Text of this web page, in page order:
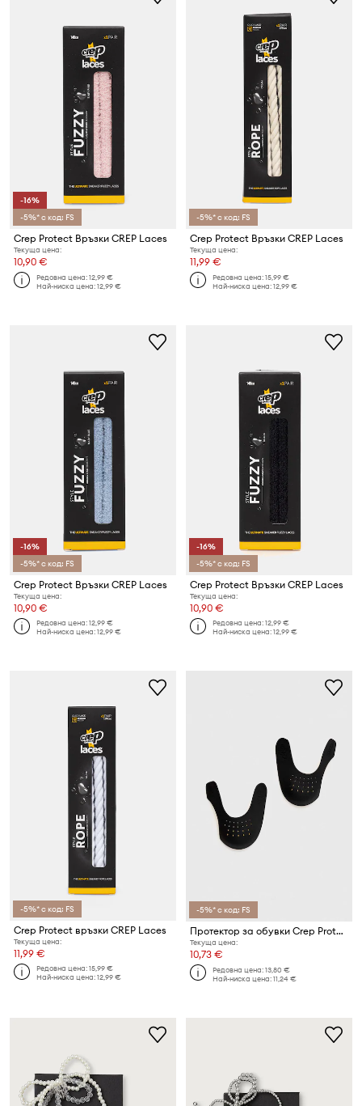
-16%
-5%* с код: FS
Crep Protect Връзки CREP Laces
Текуща цена:
10,90 €
Редовна цена:12,99 €
Най-ниска цена:12,99 €
-5%* с код: FS
Crep Protect Връзки CREP Laces
Текуща цена:
11,99 €
Редовна цена:15,99 €
Най-ниска цена:12,99 €
-16%
-5%* с код: FS
Crep Protect Връзки CREP Laces
Текуща цена:
10,90 €
Редовна цена:12,99 €
Най-ниска цена:12,99 €
-16%
-5%* с код: FS
Crep Protect Връзки CREP Laces
Текуща цена:
10,90 €
Редовна цена:12,99 €
Най-ниска цена:12,99 €
-5%* с код: FS
Crep Protect връзки CREP Laces
Текуща цена:
11,99 €
Редовна цена:15,99 €
Най-ниска цена:12,99 €
-5%* с код: FS
Протектор за обувки Crep Protect
Текуща цена:
10,73 €
Редовна цена:13,80 €
Най-ниска цена:11,24 €